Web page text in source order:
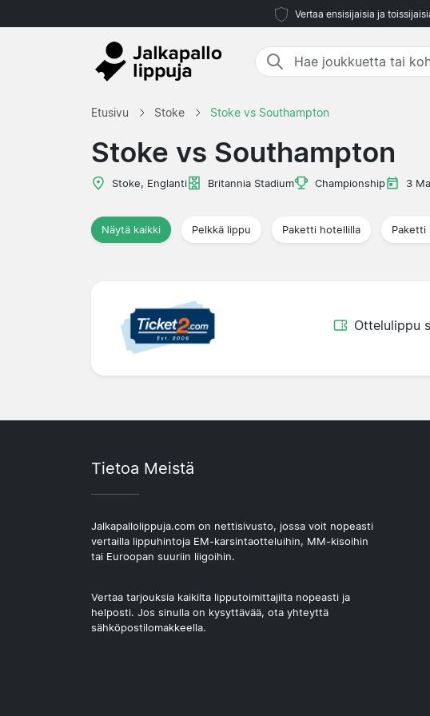
Vertaa ensisijaisia ja
Etusivu Stoke Stoke vs Southampton
Stoke vs Southampton
Stoke, Englanti Britannia Stadium Championship 3
Näytä kaikki Pelkkä lippu Paketti hotellilla Paketti
Ottelulippu
Tietoa Meistä
Jalkapallolippuja.com on nettisivusto, jossa voit nopeasti
vertailla lippuhintoja EM-karsintaotteluihin, MM-kisoihin
tai Euroopan suuriin liigoihin.
Vertaa tarjouksia kaikilta lipputoimittajilta nopeasti ja
helposti. Jos sinulla on kysyttävää, ota yhteyttä
sähköpostilomakkeella.